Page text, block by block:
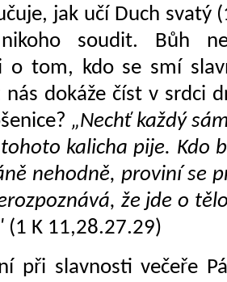
jak učí Duch svatý
nikoho soudit. Bůh
o tom, kdo se smí
nás dokáže číst v srdci
„Nechť každý
kalicha pije. Kdo
nehodně, proviní se
že jde o
(1 K 11,28.27.29)
při slavnosti večeře